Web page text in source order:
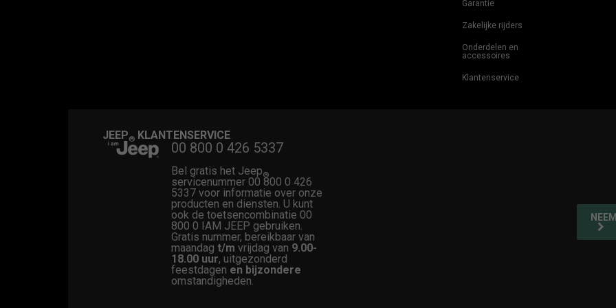
Garantie
Zakelijke rijders
Onderdelen en
accessoires
Klantenservice
JEEP® KLANTENSERVICE
00 800 0 426 5337
Bel gratis het Jeep®
servicenummer 00 800 0 426
5337 voor informatie over onze
producten en diensten. U kunt
ook de toetsencombinatie 00
800 0 IAM JEEP gebruiken.
Gratis nummer, bereikbaar van
maandag t/mvrijdag van 9.00-
18.00 uur, uitgezonderd
feestdagen en bijzondere
omstandigheden.